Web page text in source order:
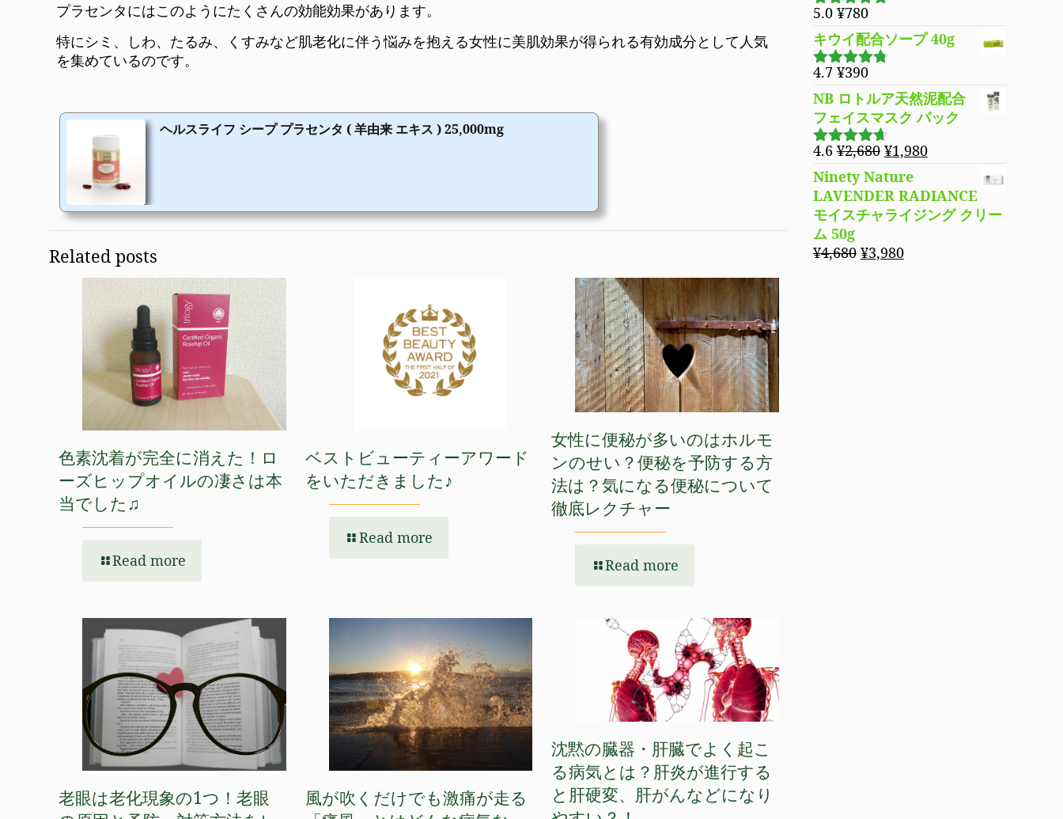
プラセンタにはこのようにたくさんの効能効果があります。
特にシミ、しわ、たるみ、くすみなど肌老化に伴う悩みを抱える女性に美肌効果が得られる有効成分として人気
を集めているのです。
ヘルスライフ シープ プラセンタ ( 羊由来 エキス ) 25,000mg
Related posts
色素沈着が完全に消えた！ロ
ーズヒップオイルの凄さは本
当でした♫
Read more
ベストビューティーアワード
をいただきました♪
Read more
女性に便秘が多いのはホルモ
ンのせい？便秘を予防する方
法は？気になる便秘について
徹底レクチャー
Read more
老眼は老化現象の1つ！老眼
風が吹くだけでも激痛が走る
沈黙の臓器・肝臓でよく起こ
る病気とは？肝炎が進行する
と肝硬変、肝がんなどになり
5段階で
5.00の評価
5.0 ¥780
キウイ配合ソープ 40g
5段階で
4.70 の評
価
4.7 ¥390
NB ロトルア天然泥配合
フェイスマスク パック
5段階で
4.60
の評
価
4.6 ¥2,680 元
の
価
格
は
¥2,680
で
¥1,980現
の
価
格
Ninety Nature
LAVENDER RADIANCE
モイスチャライジング クリー
ム 50g
¥4,680 元
¥3,980現